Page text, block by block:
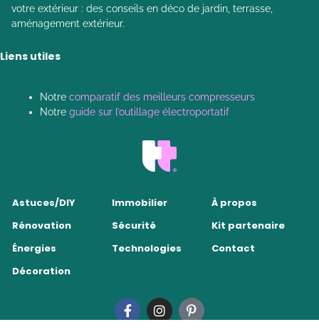
votre extérieur : des conseils en déco de jardin, terrasse,
aménagement extérieur.
Liens utiles
Notre comparatif des meilleurs compresseurs
Notre guide sur l’outillage électroportatif
Astuces/DIY
Rénovation
Énergies
Décoration
Immobilier
Sécurité
Technologies
À propos
Kit partenaire
Contact